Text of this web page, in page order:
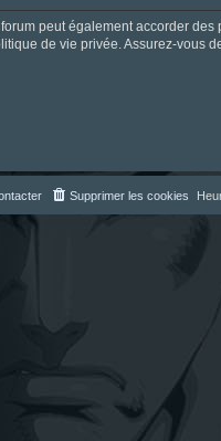
peut également accorder des
de vie privée. Assurez-vous
Supprimer les cookies